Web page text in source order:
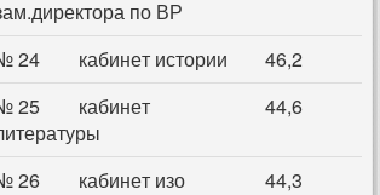
по ВР
24 кабинет истории
46,2
25 кабинет
44,6
26 кабинет изо
44,3